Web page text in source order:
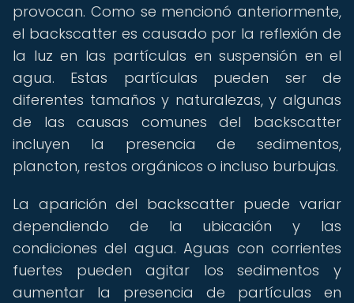
provocan. Como se mencionó anteriormente,
el backscatter es causado por la reflexión de
la luz en las partículas en suspensión en el
agua. Estas partículas pueden ser de
diferentes tamaños y naturalezas, y algunas
de las causas comunes del backscatter
incluyen la presencia de sedimentos,
plancton, restos orgánicos o incluso burbujas.
La aparición del backscatter puede variar
dependiendo de la ubicación y las
condiciones del agua. Aguas con corrientes
fuertes pueden agitar los sedimentos y
aumentar la presencia de partículas en